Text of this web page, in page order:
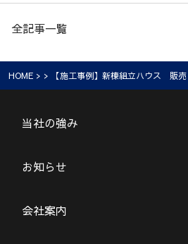
全記事一覧
HOME > > 【施工事例】新棟組立ハウス 販売
当社の強み
お知らせ
会社案内